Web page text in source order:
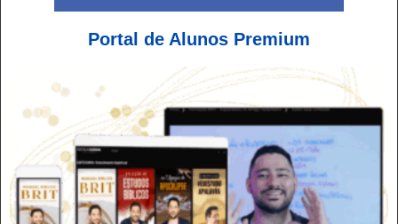
Portal de Alunos Premium